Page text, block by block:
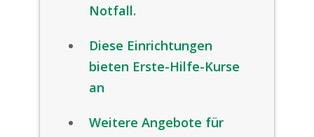
Notfall.
Diese Einrichtungen
bieten Erste-Hilfe-Kurse
an
Weitere Angebote für